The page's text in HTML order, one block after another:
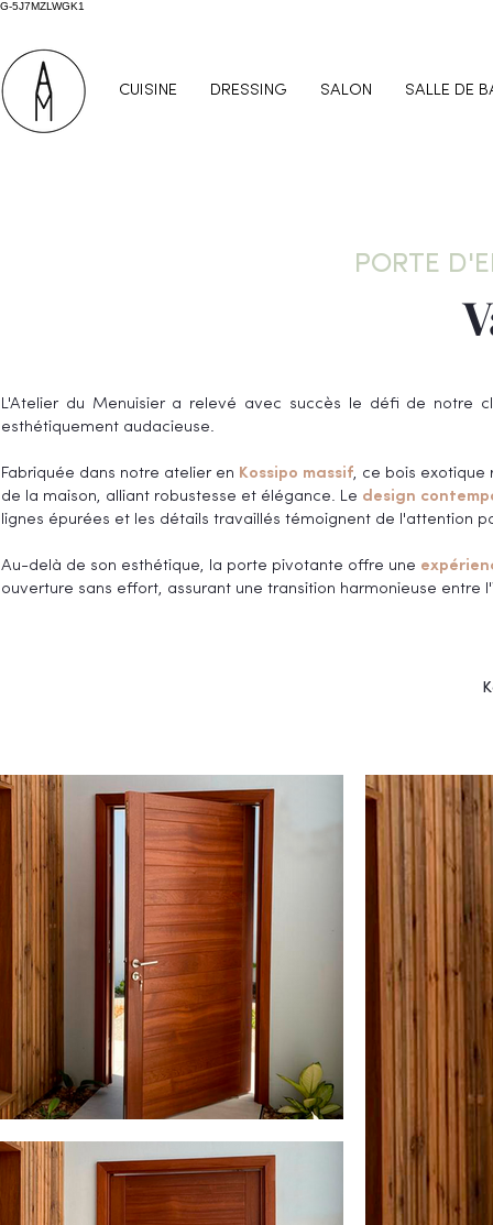
G-5J7MZLWGK1
CUISINE DRESSING SALON SALLE DE
PORTE
L'Atelier du Menuisier a relevé avec succès le défi de notre
esthétiquement audacieuse.
Fabriquée dans notre atelier en Kossipo massif, ce bois exotique
de la maison, alliant robustesse et élégance. Le design
lignes épurées et les détails travaillés témoignent de l'attention
Au-delà de son esthétique, la porte pivotante offre une
ouverture sans effort, assurant une transition harmonieuse entre